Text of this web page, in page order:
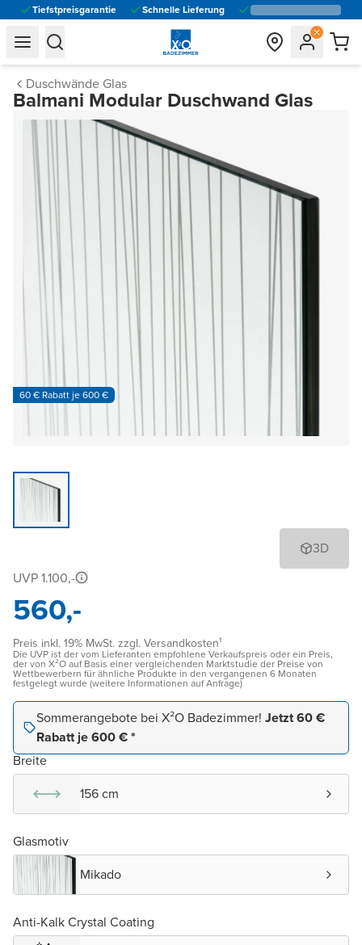
Tiefstpreisgarantie Schnelle Lieferung
general.navigation.toggle_menu.label
general.navigation.toggle_menu.label
Duschwände Glas
Balmani Modular Duschwand Glas
60 € Rabatt je 600 €
3D
UVP 1.100,-
560,-
Preis inkl. 19% MwSt. zzgl. Versandkosten¹
Die UVP ist der vom Lieferanten empfohlene Verkaufspreis oder ein Preis,
der von X²O auf Basis einer vergleichenden Marktstudie der Preise von
Wettbewerbern für ähnliche Produkte in den vergangenen 6 Monaten
festgelegt wurde (weitere Informationen auf Anfrage)
Sommerangebote bei X²O Badezimmer! Jetzt 60 €
Rabatt je 600 € *
Breite
156 cm
Glasmotiv
Mikado
Anti-Kalk Crystal Coating